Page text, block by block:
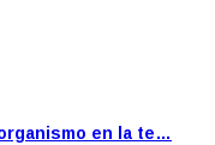
en la te…